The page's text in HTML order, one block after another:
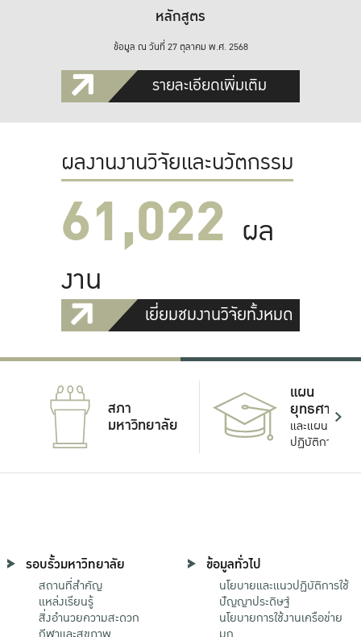
หลักสูตร
ข้อมูล ณ วันที่ 27 ตุลาคม พ.ศ. 2568
รายละเอียดเพิ่มเติม
ผลงานงานวิจัยและนวัตกรรม
61,022 ผล
งาน
เยี่ยมชมงานวิจัยทั้งหมด
สภา
มหาวิทยาลัย
แผน
ยุทธศาสตร์
และแผน
ปฏิบัติการ
รอบรั้วมหาวิทยาลัย
สถานที่สำคัญ
แหล่งเรียนรู้
สิ่งอำนวยความสะดวก
ข้อมูลทั่วไป
นโยบายและแนวปฏิบัติการใช้
ปัญญาประดิษฐ์
นโยบายการใช้งานเครือข่าย